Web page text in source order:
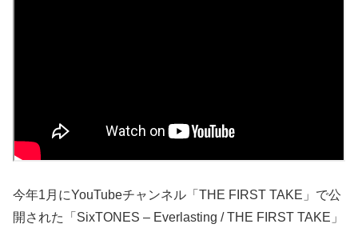
今年1月にYouTubeチャンネル「THE FIRST TAKE」で公
開された「SixTONES – Everlasting / THE FIRST TAKE」